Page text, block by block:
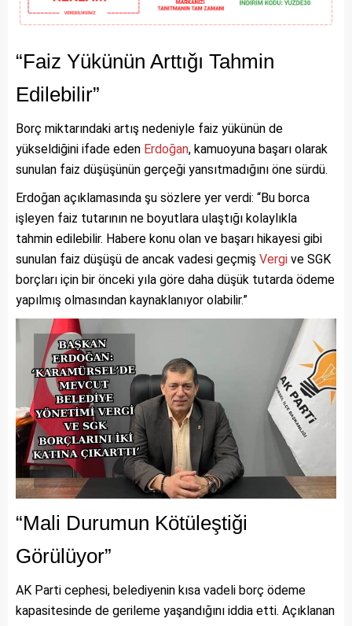
“Faiz Yükünün Arttığı Tahmin
Edilebilir”
Borç miktarındaki artış nedeniyle faiz yükünün de
yükseldiğini ifade eden Erdoğan, kamuoyuna başarı olarak
sunulan faiz düşüşünün gerçeği yansıtmadığını öne sürdü.
Erdoğan açıklamasında şu sözlere yer verdi: “Bu borca
işleyen faiz tutarının ne boyutlara ulaştığı kolaylıkla
tahmin edilebilir. Habere konu olan ve başarı hikayesi gibi
sunulan faiz düşüşü de ancak vadesi geçmiş Vergi ve SGK
borçları için bir önceki yıla göre daha düşük tutarda ödeme
yapılmış olmasından kaynaklanıyor olabilir.”
“Mali Durumun Kötüleştiği
Görülüyor”
AK Parti cephesi, belediyenin kısa vadeli borç ödeme
kapasitesinde de gerileme yaşandığını iddia etti. Açıklanan